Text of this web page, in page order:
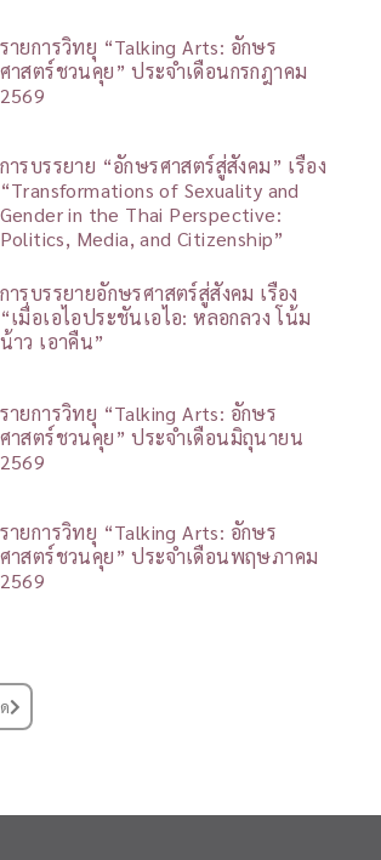
รายการวิทยุ “Talking Arts: อักษร
ศาสตร์ชวนคุย” ประจำเดือนกรกฎาคม
2569
การบรรยาย “อักษรศาสตร์สู่สังคม” เรื่อง
“Transformations of Sexuality and
Gender in the Thai Perspective:
Politics, Media, and Citizenship”
การบรรยายอักษรศาสตร์สู่สังคม เรื่อง
“เมื่อเอไอประชันเอไอ: หลอกลวง โน้ม
น้าว เอาคืน”
รายการวิทยุ “Talking Arts: อักษร
ศาสตร์ชวนคุย” ประจำเดือนมิถุนายน
2569
รายการวิทยุ “Talking Arts: อักษร
ศาสตร์ชวนคุย” ประจำเดือนพฤษภาคม
2569